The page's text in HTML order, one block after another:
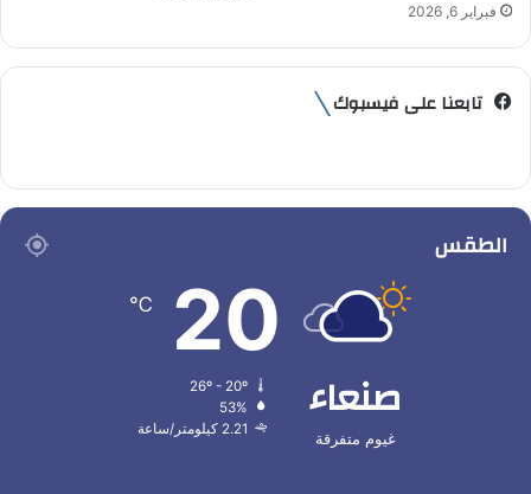
فبراير 6, 2026
تابعنا على فيسبوك
الطقس
صنعاء
غيوم متفرقة
20
℃
53%
2.21 كيلومتر/ساعة